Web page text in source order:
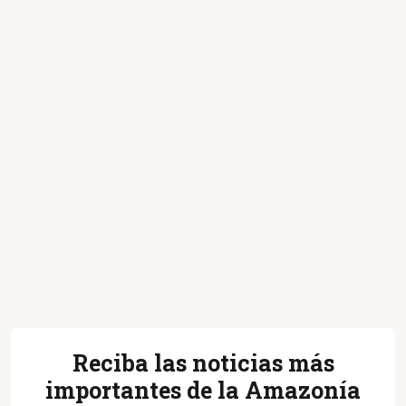
Reciba las noticias más
importantes de la Amazonía